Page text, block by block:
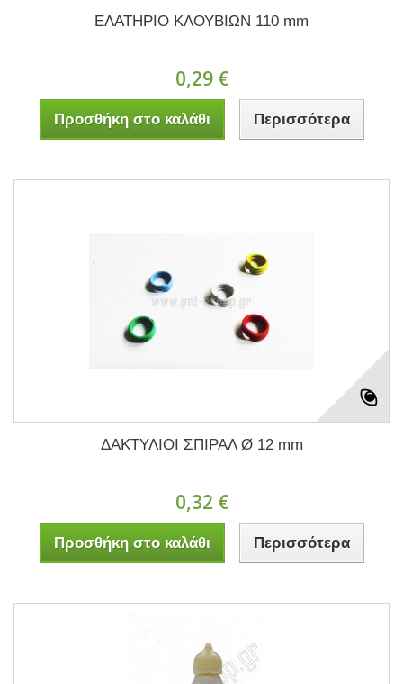
ΕΛΑΤΗΡΙΟ ΚΛΟΥΒΙΩΝ 110 mm
0,29 €
Προσθήκη στο καλάθι Περισσότερα
ΔΑΚΤΥΛΙΟΙ ΣΠΙΡΑΛ Ø 12 mm
0,32 €
Προσθήκη στο καλάθι Περισσότερα